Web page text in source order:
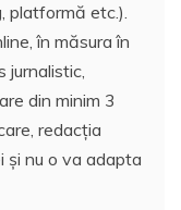
platformă etc.).
în măsura în
jurnalistic,
din minim 3
redacția
nu o va adapta